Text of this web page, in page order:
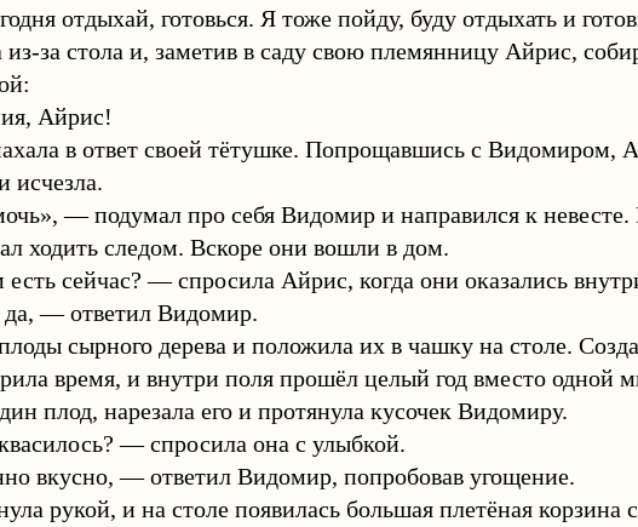
отдыхай, готовься. Я тоже пойду, буду отдыхать и
из-за стола и, заметив в саду свою племянницу Айрис,
Айрис!
в ответ своей тётушке. Попрощавшись с Видомиром,
исчезла.
— подумал про себя Видомир и направился к
ходить следом. Вскоре они вошли в дом.
сейчас? — спросила Айрис, когда они оказались
— ответил Видомир.
сырного дерева и положила их в чашку на столе.
время, и внутри поля прошёл целый год вместо одной
плод, нарезала его и протянула кусочек Видомиру.
— спросила она с улыбкой.
вкусно, — ответил Видомир, попробовав угощение.
рукой, и на столе появилась большая плетёная